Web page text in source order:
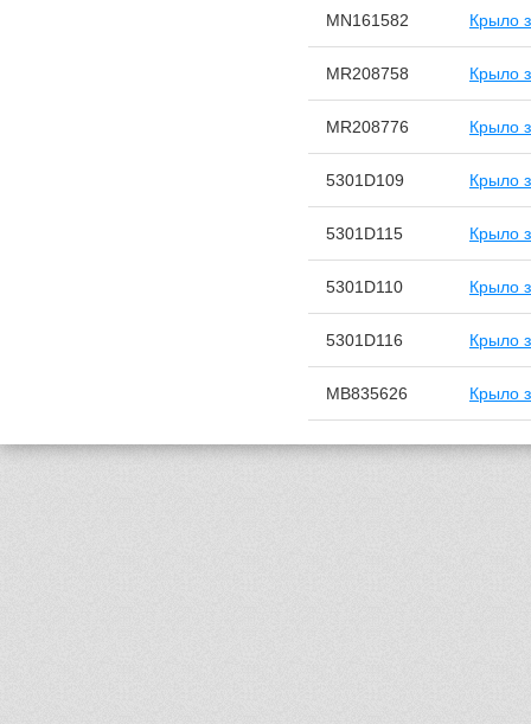
MN161582 Крыло
MR208758 Крыло
MR208776 Крыло
5301D109 Крыло
5301D115 Крыло
5301D110 Крыло
5301D116 Крыло
MB835626 Крыло